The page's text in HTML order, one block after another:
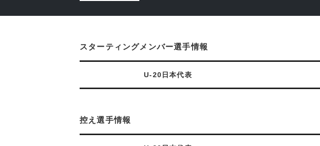
スターティングメンバー選手情報
U-20日本代表
控え選手情報